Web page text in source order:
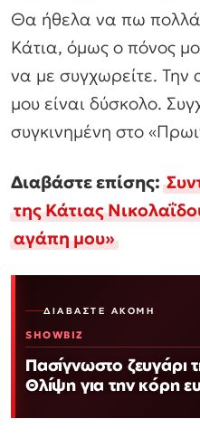
Θα ήθελα να πω
Κάτια, όμως ο πόνος
να με συγχωρείτε.
μου είναι δύσκολο.
συγκινημένη στο
Διαβάστε επίσης:
της Κάτιας
αγάπη μου»
ΔΙΑΒΆΣΤΕ ΑΚΌΜΗ
SHOWBIZ
Πασίγνωστο ζευγάρι
Θλίψη για την κόρη